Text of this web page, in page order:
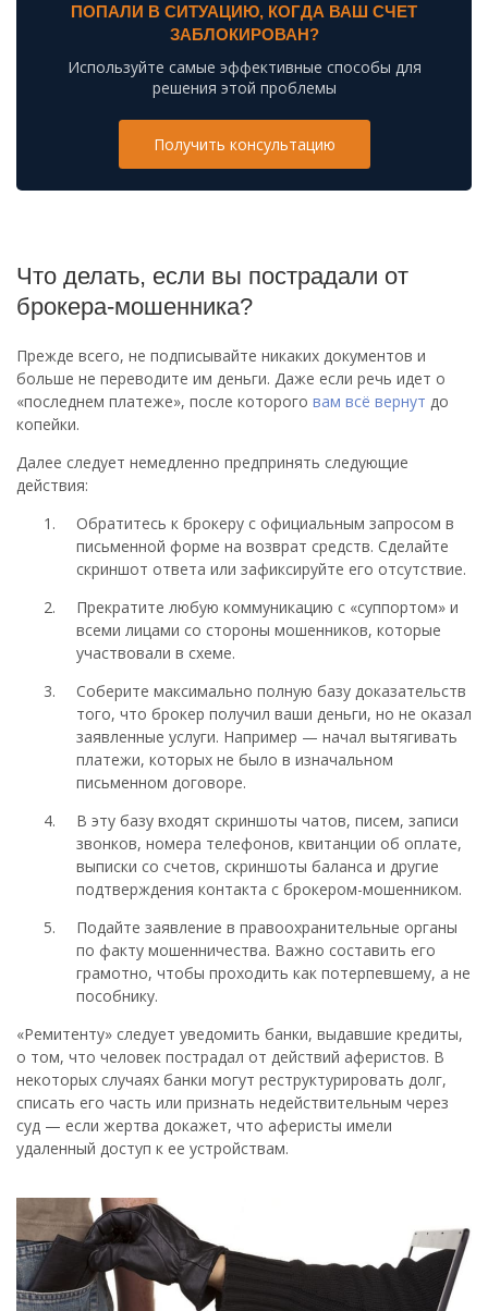
ПОПАЛИ В СИТУАЦИЮ, КОГДА ВАШ СЧЕТ
ЗАБЛОКИРОВАН?
Используйте самые эффективные способы для
решения этой проблемы
Получить консультацию
Что делать, если вы пострадали от
брокера-мошенника?
Прежде всего, не подписывайте никаких документов и
больше не переводите им деньги. Даже если речь идет о
«последнем платеже», после которого вам всё вернут до
копейки.
Далее следует немедленно предпринять следующие
действия:
Обратитесь к брокеру с официальным запросом в
письменной форме на возврат средств. Сделайте
скриншот ответа или зафиксируйте его отсутствие.
Прекратите любую коммуникацию с «суппортом» и
всеми лицами со стороны мошенников, которые
участвовали в схеме.
Соберите максимально полную базу доказательств
того, что брокер получил ваши деньги, но не оказал
заявленные услуги. Например — начал вытягивать
платежи, которых не было в изначальном
письменном договоре.
В эту базу входят скриншоты чатов, писем, записи
звонков, номера телефонов, квитанции об оплате,
выписки со счетов, скриншоты баланса и другие
подтверждения контакта с брокером-мошенником.
Подайте заявление в правоохранительные органы
по факту мошенничества. Важно составить его
грамотно, чтобы проходить как потерпевшему, а не
пособнику.
«Ремитенту» следует уведомить банки, выдавшие кредиты,
о том, что человек пострадал от действий аферистов. В
некоторых случаях банки могут реструктурировать долг,
списать его часть или признать недействительным через
суд — если жертва докажет, что аферисты имели
удаленный доступ к ее устройствам.